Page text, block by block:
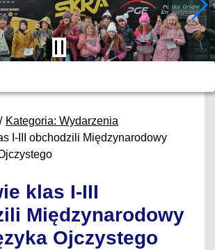
Kategoria: Wydarzenia
I-III obchodzili Międzynarodowy
klas I-III
Międzynarodowy
Ojczystego